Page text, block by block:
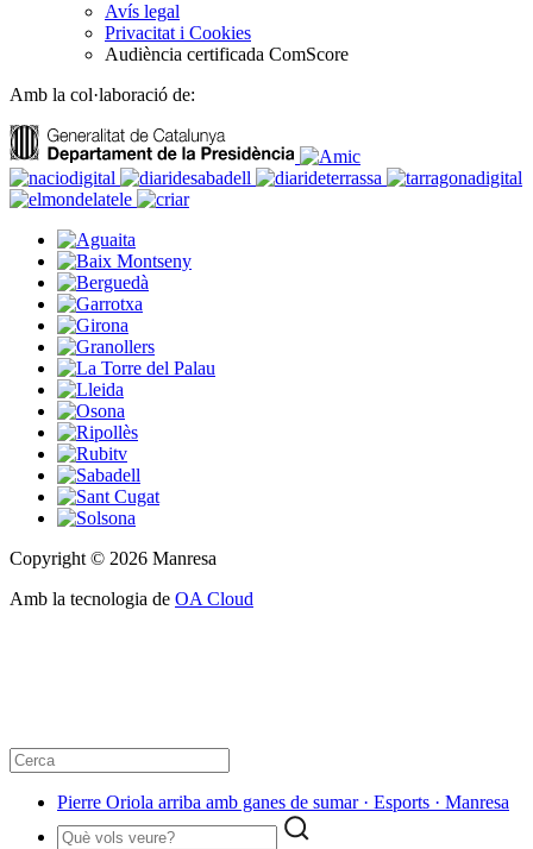
Avís legal
Privacitat i Cookies
Audiència certificada ComScore
Amb la col·laboració de:
Copyright © 2026 Manresa
Amb la tecnologia de OA Cloud
Pierre Oriola arriba amb ganes de sumar · Esports · Manresa